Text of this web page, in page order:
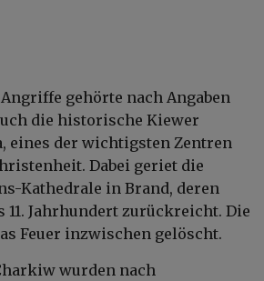
gehörte nach Angaben
die historische Kiewer
eines der wichtigsten Zentren
Dabei geriet die
Kathedrale in Brand, deren
11. Jahrhundert zurückreicht. Die
Feuer inzwischen gelöscht.
wurden nach